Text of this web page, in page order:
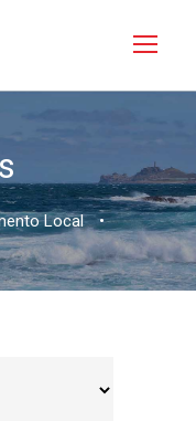
Local •